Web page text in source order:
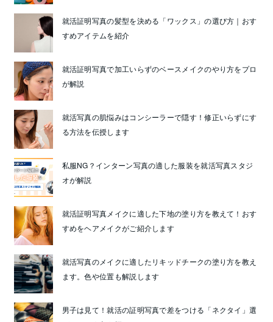
就活証明写真の髪型を決める「ワックス」の選び方｜おす
すめアイテムを紹介
就活証明写真で加工いらずのベースメイクのやり方をプロ
が解説
就活写真の肌悩みはコンシーラーで隠す！修正いらずにす
る方法を伝授します
私服NG？インターン写真の適した服装を就活写真スタジ
オが解説
就活証明写真メイクに適した下地の塗り方を教えて！おす
すめをヘアメイクがご紹介します
就活写真のメイクに適したリキッドチークの塗り方を教え
ます。色や位置も解説します
男子は見て！就活の証明写真で差をつける「ネクタイ」選